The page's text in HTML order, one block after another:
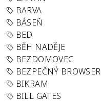
BARVA
BÁSEŇ
BED
BĚH NADĚJE
BEZDOMOVEC
BEZPEČNÝ BROWSER
BIKRAM
BILL GATES